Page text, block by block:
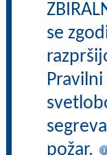
se
požar.